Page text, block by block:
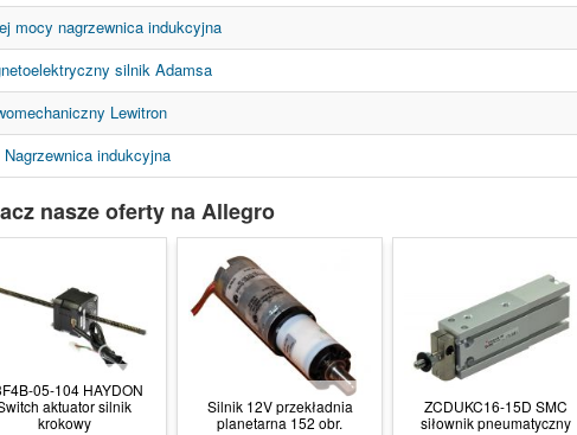
mocy nagrzewnica indukcyjna
silnik Adamsa
Lewitron
Nagrzewnica indukcyjna
nasze oferty na Allegro
05-104 HAYDON
aktuator silnik
krokowy
Silnik 12V przekładnia
planetarna 152 obr.
ZCDUKC16-15D SMC
siłownik pneumatyczny